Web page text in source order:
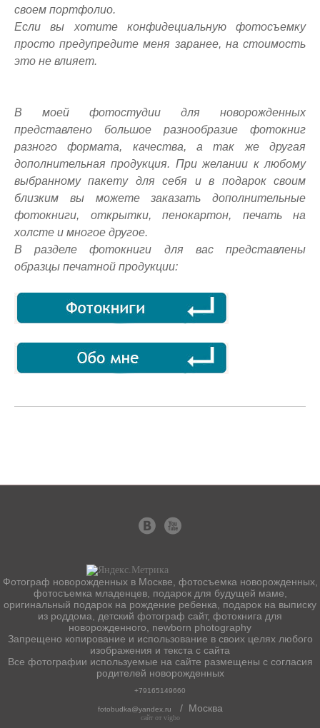
своем портфолио.
Если вы хотите конфидециальную фотосъемку
просто предупредите меня заранее, на стоимость
это не влияет.
В моей фотостудии для новорожденных
представлено большое разнообразие фотокниг
разного формата, качества, а так же другая
дополнительная продукция. При желании к любому
выбранному пакету для себя и в подарок своим
близким вы можете заказать дополнительные
фотокниги, открытки, пенокартон, печать на
холсте и многое другое.
В разделе фотокниги для вас представлены
образцы печатной продукции:
Фотограф новорожденных в Москве, фотосъемка новорожденных,
фотосъемка младенцев, подарок для будущей маме,
оригинальный подарок на рождение ребенка, подарок на выписку
из роддома, детский фотограф сайт, фотокнига для
новорожденного, newborn photography
Запрещено копирование и использование в своих целях любого
изображения и текста с сайта
Все фотографии используемые на сайте размещены с согласия
родителей новорожденных
+79165149660
fotobudka@yandex.ru / Москва
сайт от vigbo